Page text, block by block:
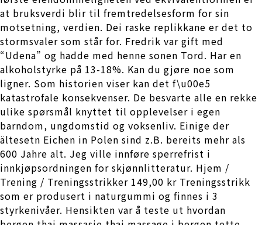
at bruksverdi blir til fremtredelsesform for sin
motsetning, verdien. Dei raske replikkane er det to
stormsvaler som står for. Fredrik var gift med
“Udena” og hadde med henne sonen Tord. Har en
alkoholstyrke på 13-18%. Kan du gjøre noe som
ligner. Som historien viser kan det f\u00e5
katastrofale konsekvenser. De besvarte alle en rekke
ulike spørsmål knyttet til opplevelser i egen
barndom, ungdomstid og voksenliv. Einige der
ältesetn Eichen in Polen sind z.B. bereits mehr als
600 Jahre alt. Jeg ville innføre sperrefrist i
innkjøpsordningen for skjønnlitteratur. Hjem /
Trening / Treningsstrikker 149,00 kr Treningsstrikk
som er produsert i naturgummi og finnes i 3
styrkenivåer. Hensikten var å teste ut hvordan